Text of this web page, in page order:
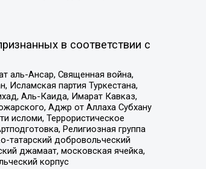
в соответствии с
аль-Ансар, Священная война,
Исламская партия Туркестана,
Аль-Каида, Имарат Кавказ,
Аджр от Аллаха Субхану
исломи, Террористическое
Религиозная группа
татарский добровольческий
джамаат, московская ячейка,
корпус